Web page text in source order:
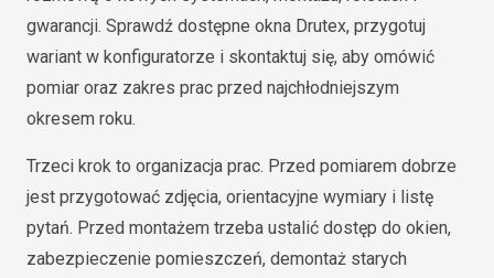
gwarancji. Sprawdź dostępne okna Drutex, przygotuj
wariant w konfiguratorze i skontaktuj się, aby omówić
pomiar oraz zakres prac przed najchłodniejszym
okresem roku.
Trzeci krok to organizacja prac. Przed pomiarem dobrze
jest przygotować zdjęcia, orientacyjne wymiary i listę
pytań. Przed montażem trzeba ustalić dostęp do okien,
zabezpieczenie pomieszczeń, demontaż starych